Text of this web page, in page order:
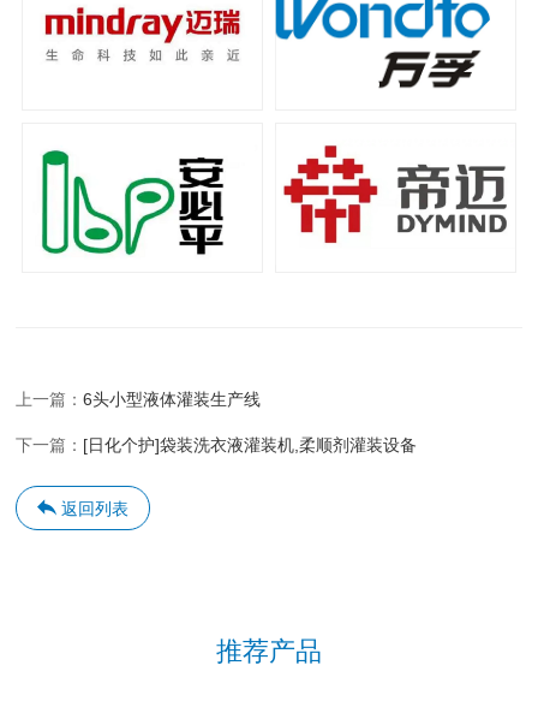
上一篇：6头小型液体灌装生产线
下一篇： [日化个护]袋装洗衣液灌装机,柔顺剂灌装设备
返回列表
推荐产品